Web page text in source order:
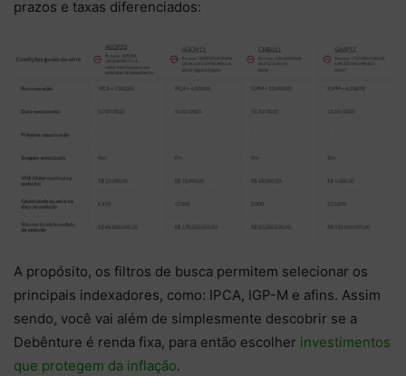
prazos e taxas diferenciados:
A propósito, os filtros de busca permitem selecionar os
principais indexadores, como: IPCA, IGP-M e afins. Assim
sendo, você vai além de simplesmente descobrir se a
Debênture é renda fixa, para então escolher investimentos
que protegem da inflação.